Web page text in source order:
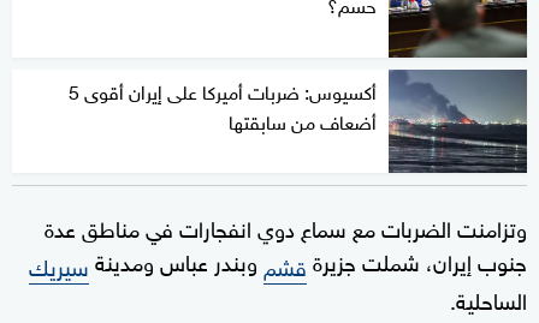
أكسيوس: ضربات أميركا على إيران أقوى 5
أضعاف من سابقتها
وتزامنت الضربات مع سماع دوي انفجارات في مناطق عدة
جنوب إيران، شملت جزيرةقشم وبندر عباس ومدينةسيريك
الساحلية.